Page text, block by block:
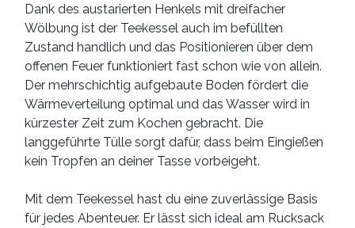
Dank des austarierten Henkels mit dreifacher
Wölbung ist der Teekessel auch im befüllten
Zustand handlich und das Positionieren über dem
offenen Feuer funktioniert fast schon wie von allein.
Der mehrschichtig aufgebaute Boden fördert die
Wärmeverteilung optimal und das Wasser wird in
kürzester Zeit zum Kochen gebracht. Die
langgeführte Tülle sorgt dafür, dass beim Eingießen
kein Tropfen an deiner Tasse vorbeigeht.
Mit dem Teekessel hast du eine zuverlässige Basis
für jedes Abenteuer. Er lässt sich ideal am Rucksack